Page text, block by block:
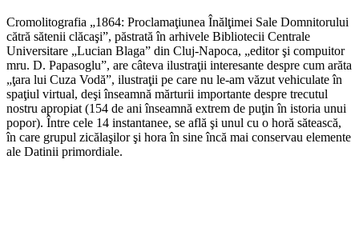
Cromolitografia „1864: Proclamaţiunea Înălţimei Sale Domnitorului
cătră sătenii clăcaşi”, păstrată în arhivele Bibliotecii Centrale
Universitare „Lucian Blaga” din Cluj-Napoca, „editor şi compuitor
mru. D. Papasoglu”, are câteva ilustraţii interesante despre cum arăta
„ţara lui Cuza Vodă”, ilustraţii pe care nu le-am văzut vehiculate în
spaţiul virtual, deşi înseamnă mărturii importante despre trecutul
nostru apropiat (154 de ani înseamnă extrem de puţin în istoria unui
popor). Între cele 14 instantanee, se află şi unul cu o horă sătească,
în care grupul zicălaşilor şi hora în sine încă mai conservau elemente
ale Datinii primordiale.